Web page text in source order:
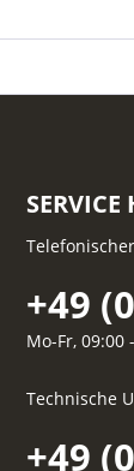
+49
Mo-Fr, 09:00
Technische
+49